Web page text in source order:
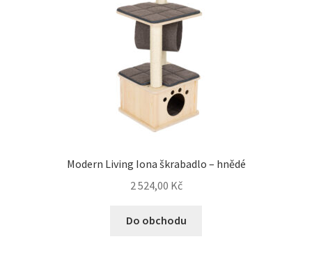
Modern Living Iona škrabadlo – hnědé
2 524,00 Kč
Do obchodu